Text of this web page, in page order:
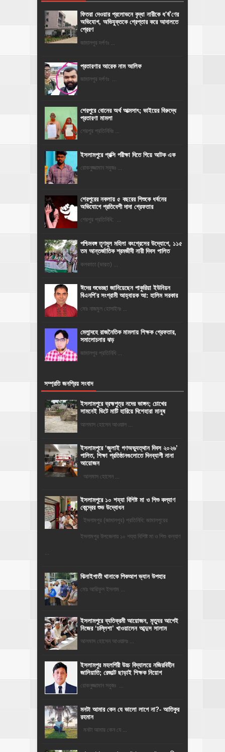
ফিতরা দেওয়ার প্রলোভনে বৃদ্ধা নারীকে ধ'র্ষ'ণের
অভিযোগ, অভিযুক্তকে গ্রেপ্তার করে আদালতে
প্রেরণ
জামালপুর দর্পণঃ ...
প্রতারণার আরেক নাম আলিফ
জামালপুর দর্পণঃ ...
শেরপুরে বোনের অর্থ আত্মসাৎ; ভাইয়ের বিরুদ্ধে
প্রতারণা মামলা
শেরপুর প্রতিনিধিঃ ...
ইসলামপুরে প্রক্সি পরীক্ষা দিতে গিয়ে আটক এক
রোকনুজ্জামান সবুজঃ ...
শেরপুরের নকলায় ৫ বছরের শিশুকে ধর্ষনের
অভিযোগে প্রতিবেশী দাদা গ্রেফতার
শেরপুর প্রতিনিধি: ...
পশ্চিমবঙ্গ তৃণমূল মহিলা কংগ্রেসের উদ্যোগে, ১১৫
তম আন্তর্জাতিক শ্রমজীবী নারী দিবস পালিত
কলকাতা (ভারত) ...
ঈদের শুভেচ্ছা জানিয়েছেন পাকুরিয়া ইউনিয়ন
বিএনপি'র সংগ্রামী আহ্বায়ক আ: হালিম সরকার
মোঃ নাজমুল হোসাইনঃ ...
মেলান্দহে রাজনৈতিক মামলায় শিক্ষক গ্রেফতার,
সমালোচনার ঝড়
জামালপুর প্রতিনিধি ...
সম্প্রতি জনপ্রিয় সংবাদ
ইসলামপুরে ব্রহ্মপুত্র নদের ভাঙ্গন; চোখের
সামনেই ভিটে মাটি হারিয়ে দিশেহারা মানুষ
আলমাস হোসেন আওয়াল ...
‎ইসলামপুরে ‘জুলাই গণঅভ্যুত্থান দিবস ২০২৬’
পালিত, শিক্ষা প্রতিষ্ঠানগুলোতে দিনব্যাপী নানা
আয়োজন
‎​আলমাস হোসেন ...
ইসলামপুরে ১০ শয্যা বিশিষ্ট মা ও শিশু কল্যাণ
কেন্দ্রের শুভ উদ্বোধন
ইসলামপুর (জামালপুর) প্রতিনিধি: জামালপুরের
ইসলামপুর উপজেলায় ১০ শয্যা বিশিষ্ট মা ও শিশু কল্যাণ
...
ঝিনাইগাতী থানাকে পিকআপ ভ্যান উপহার
মোঃ আরিফুল ইসলাম ...
‎ইসলামপুরে ব্যতিক্রমী আয়োজন, মৃত্যুর আগেই
নিজের ‘চল্লিশা’ খাওয়ালেন আব্দুস সালাম
আলমাস হোসেন আওয়ালঃ ...
​ইসলামপুর মহলগিরী উচ্চ বিদ্যালয়ে নজিরবিহীন
জালিয়াতি; রেজাল্ট ছাড়াই শিক্ষক নিয়োগ
রোকনুজ্জামান সবুজঃ ...
মনটা আমার কেন যে ভালো লাগে না?- আতিকুর
রহমান
মনটা আমার কেন যে ...